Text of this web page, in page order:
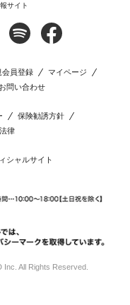
サイト
会員登録
マイページ
問い合わせ
保険勧誘方針
律
シャルサイト
All Rights Reserved.